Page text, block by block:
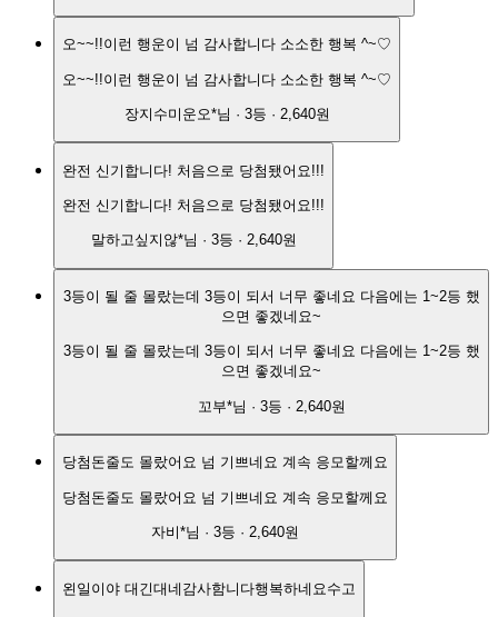
오~~!!이런 행운이 넘 감사합니다 소소한 행복 ^~♡
오~~!!이런 행운이 넘 감사합니다 소소한 행복 ^~♡
장지수미운오*님 · 3등 · 2,640원
완전 신기합니다! 처음으로 당첨됐어요!!!
완전 신기합니다! 처음으로 당첨됐어요!!!
말하고싶지않*님 · 3등 · 2,640원
3등이 될 줄 몰랐는데 3등이 되서 너무 좋네요 다음에는 1~2등 했
으면 좋겠네요~
3등이 될 줄 몰랐는데 3등이 되서 너무 좋네요 다음에는 1~2등 했
으면 좋겠네요~
꼬부*님 · 3등 · 2,640원
당첨돈줄도 몰랐어요 넘 기쁘네요 계속 응모할께요
당첨돈줄도 몰랐어요 넘 기쁘네요 계속 응모할께요
자비*님 · 3등 · 2,640원
왼일이야 대긴대네감사함니다행복하네요수고